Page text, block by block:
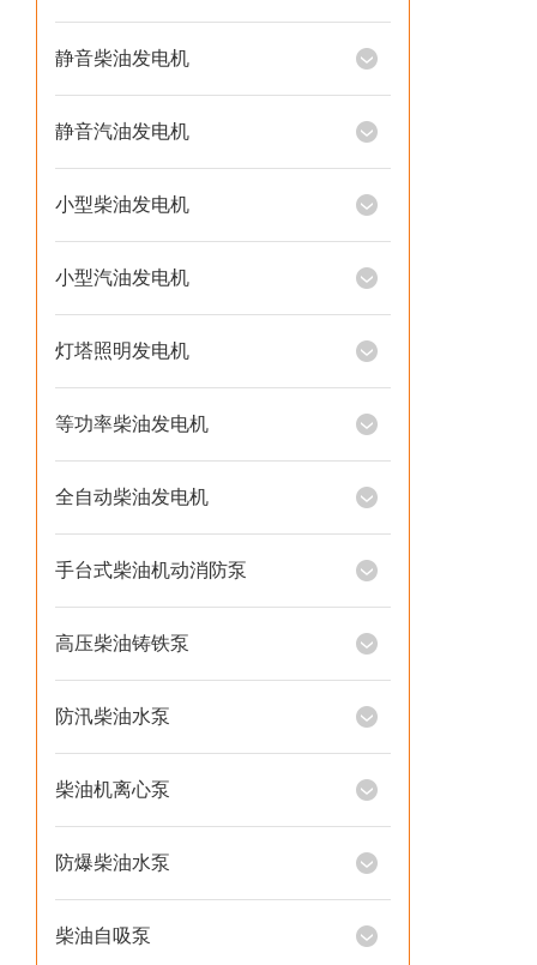
静音柴油发电机
静音汽油发电机
小型柴油发电机
小型汽油发电机
灯塔照明发电机
等功率柴油发电机
全自动柴油发电机
手台式柴油机动消防泵
高压柴油铸铁泵
防汛柴油水泵
柴油机离心泵
防爆柴油水泵
柴油自吸泵